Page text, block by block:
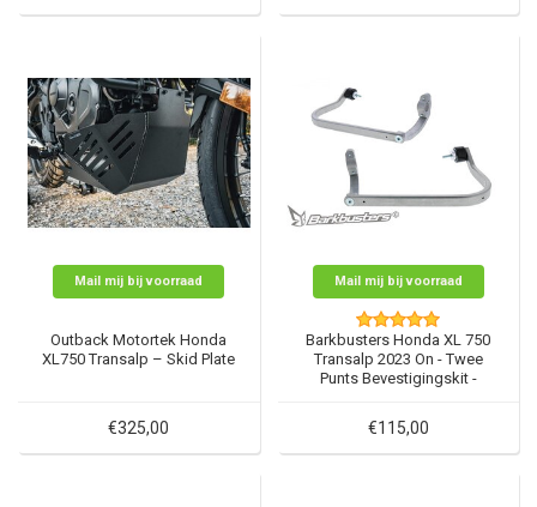
Mail mij bij voorraad
Outback Motortek Honda
XL750 Transalp – Skid Plate
€325,00
Mail mij bij voorraad
Barkbusters Honda XL 750
Transalp 2023 On - Twee
Punts Bevestigingskit -
€115,00